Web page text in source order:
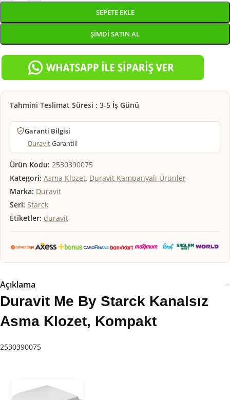
SEPETE EKLE
ŞIMDI SATIN AL
Tahmini Teslimat Süresi : 3-5 İş Günü
Garanti Bilgisi
DuravitGarantili
Ürün Kodu: 2530390075
Kategori: Asma Klozet, Duravit Kampanyalı Ürünler
Marka: Duravit
Seri: Starck
Etiketler: duravit
Açıklama
Duravit Me By Starck Kanalsız
Asma Klozet, Kompakt
2530390075